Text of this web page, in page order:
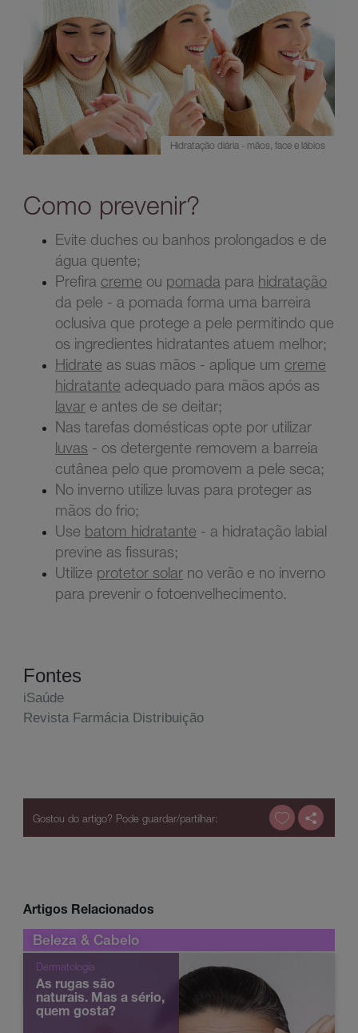
Hidratação diária - mãos, face e lábios
Como prevenir?
Evite duches ou banhos prolongados e de
água quente;
Prefira creme ou pomada para hidratação
da pele - a pomada forma uma barreira
oclusiva que protege a pele permitindo que
os ingredientes hidratantes atuem melhor;
Hidrate as suas mãos - aplique um creme
hidratante adequado para mãos após as
lavar e antes de se deitar;
Nas tarefas domésticas opte por utilizar
luvas - os detergente removem a barreia
cutânea pelo que promovem a pele seca;
No inverno utilize luvas para proteger as
mãos do frio;
Use batom hidratante - a hidratação labial
previne as fissuras;
Utilize protetor solar no verão e no inverno
para prevenir o fotoenvelhecimento.
Fontes
iSaúde
Revista Farmácia Distribuição
Artigos Relacionados
Beleza & Cabelo
Dermatologia
As rugas são
naturais. Mas a sério,
quem gosta?